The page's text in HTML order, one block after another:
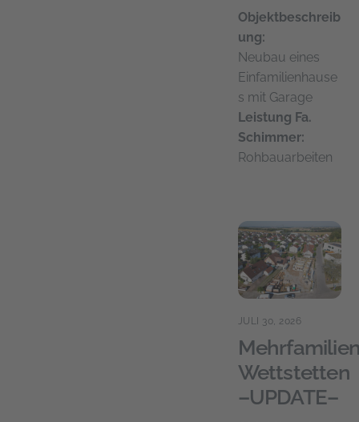
Objektbeschreib
ung:
Neubau eines
Einfamilienhause
s mit Garage
Leistung Fa.
Schimmer:
Rohbauarbeiten
JULI 30, 2026
Wettstetten
–UPDATE–